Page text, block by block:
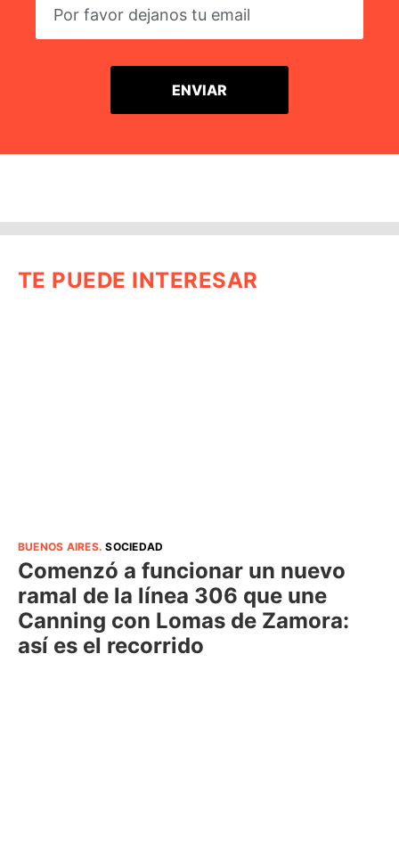
TE PUEDE INTERESAR
BUENOS AIRES.SOCIEDAD
Comenzó a funcionar un nuevo
ramal de la línea 306 que une
Canning con Lomas de Zamora:
así es el recorrido